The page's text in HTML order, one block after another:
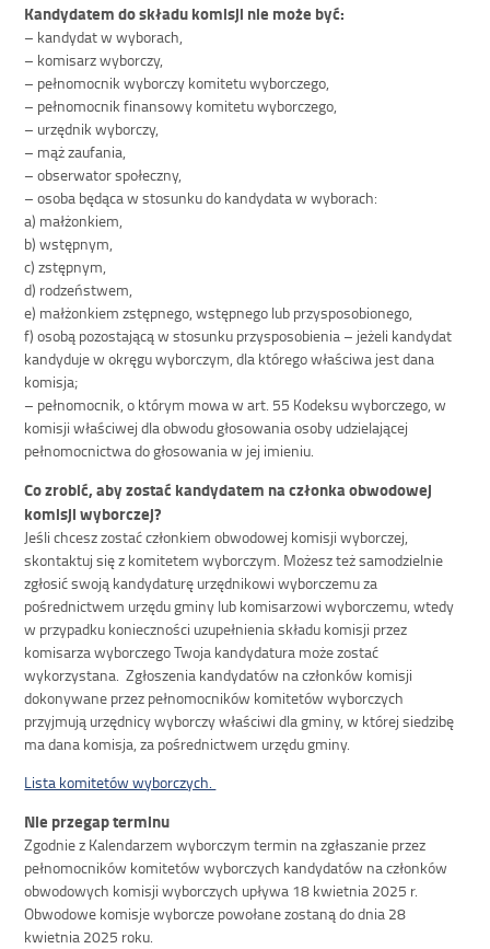
Kandydatem do składu komisji nie może być:
– kandydat w wyborach,
– komisarz wyborczy,
– pełnomocnik wyborczy komitetu wyborczego,
– pełnomocnik finansowy komitetu wyborczego,
– urzędnik wyborczy,
– mąż zaufania,
– obserwator społeczny,
– osoba będąca w stosunku do kandydata w wyborach:
a) małżonkiem,
b) wstępnym,
c) zstępnym,
d) rodzeństwem,
e) małżonkiem zstępnego, wstępnego lub przysposobionego,
f) osobą pozostającą w stosunku przysposobienia – jeżeli kandydat
kandyduje w okręgu wyborczym, dla którego właściwa jest dana
komisja;
– pełnomocnik, o którym mowa w art. 55 Kodeksu wyborczego, w
komisji właściwej dla obwodu głosowania osoby udzielającej
pełnomocnictwa do głosowania w jej imieniu.
Co zrobić, aby zostać kandydatem na członka obwodowej
komisji wyborczej?
Jeśli chcesz zostać członkiem obwodowej komisji wyborczej,
skontaktuj się z komitetem wyborczym. Możesz też samodzielnie
zgłosić swoją kandydaturę urzędnikowi wyborczemu za
pośrednictwem urzędu gminy lub komisarzowi wyborczemu, wtedy
w przypadku konieczności uzupełnienia składu komisji przez
komisarza wyborczego Twoja kandydatura może zostać
wykorzystana. Zgłoszenia kandydatów na członków komisji
dokonywane przez pełnomocników komitetów wyborczych
przyjmują urzędnicy wyborczy właściwi dla gminy, w której siedzibę
ma dana komisja, za pośrednictwem urzędu gminy.
Lista komitetów wyborczych.
Nie przegap terminu
Zgodnie z Kalendarzem wyborczym termin na zgłaszanie przez
pełnomocników komitetów wyborczych kandydatów na członków
obwodowych komisji wyborczych upływa 18 kwietnia 2025 r.
Obwodowe komisje wyborcze powołane zostaną do dnia 28
kwietnia 2025 roku.